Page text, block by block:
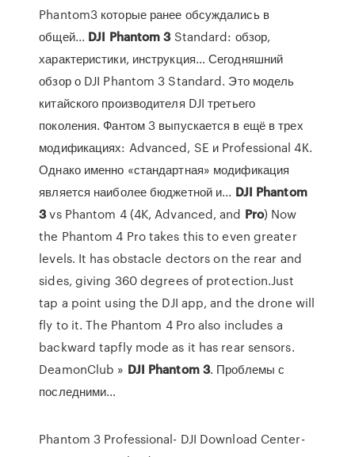
Phantom3 которые ранее обсуждались в
общей... DJI Phantom 3Standard: обзор,
характеристики, инструкция… Сегодняшний
обзор о DJI Phantom 3 Standard. Это модель
китайского производителя DJI третьего
поколения. Фантом 3 выпускается в ещё в трех
модификациях: Advanced, SE и Professional 4К.
Однако именно «стандартная» модификация
является наиболее бюджетной и... DJI Phantom
3vs Phantom 4 (4K, Advanced, and Pro) Now
the Phantom 4 Pro takes this to even greater
levels. It has obstacle dectors on the rear and
sides, giving 360 degrees of protection.Just
tap a point using the DJI app, and the drone will
fly to it. The Phantom 4 Pro also includes a
backward tapfly mode as it has rear sensors.
DeamonClub » DJI Phantom 3. Проблемы с
последними…
Phantom 3 Professional- DJI Download Center-